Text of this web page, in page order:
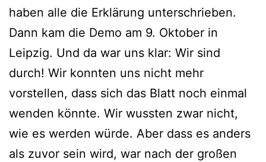
haben alle die Erklärung unterschrieben.
Dann kam die Demo am 9. Oktober in
Leipzig. Und da war uns klar: Wir sind
durch! Wir konnten uns nicht mehr
vorstellen, dass sich das Blatt noch einmal
wenden könnte. Wir wussten zwar nicht,
wie es werden würde. Aber dass es anders
als zuvor sein wird, war nach der großen